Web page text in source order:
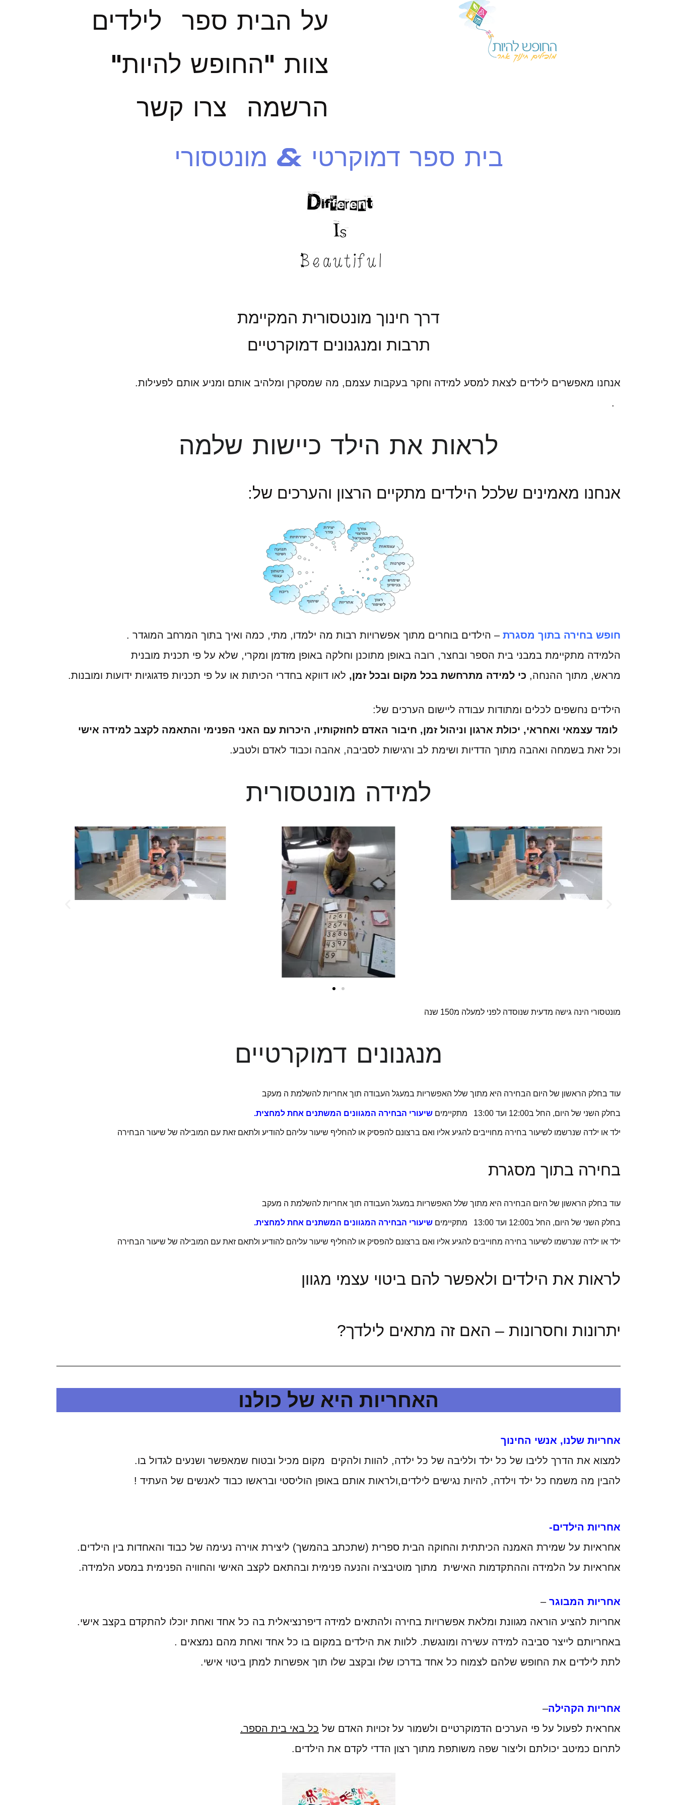
על הבית ספר
לילדים
צוות "החופש להיות"
הרשמה
צרו קשר
בית ספר דמוקרטי & מונטסורי
דרך חינוך מונטסורית המקיימת
תרבות ומנגנונים דמוקרטיים
אנחנו מאפשרים לילדים לצאת למסע למידה וחקר בעקבות עצמם, מה שמסקרן ומלהיב אותם ומניע אותם לפעילות.
.
לראות את הילד כיישות שלמה
אנחנו מאמינים שלכל הילדים מתקיים הרצון והערכים של:
חופש בחירה בתוך מסגרת– הילדים בוחרים מתוך אפשרויות רבות מה ילמדו, מתי, כמה ואיך בתוך המרחב המוגדר .
הלמידה מתקיימת במבני בית הספר ובחצר, רובה באופן מתוכנן וחלקה באופן מזדמן ומקרי, שלא על פי תכנית מובנית
מראש, מתוך ההנחה, כי למידה מתרחשת בכל מקום ובכל זמן, לאו דווקא בחדרי הכיתות או על פי תכניות פדגוגיות ידועות ומובנות.
הילדים נחשפים לכלים ומתודות עבודה ליישום הערכים של:
לומד עצמאי ואחראי, יכולת ארגון וניהול זמן, חיבור האדם לחוזקותיו, היכרות עם האני הפנימי והתאמה לקצב למידה אישי
וכל זאת בשמחה ואהבה מתוך הדדיות ושימת לב ורגישות לסביבה, אהבה וכבוד לאדם ולטבע.
למידה מונטסורית
מונטסורי הינה גישה מדעית שנוסדה לפני למעלה מ150 שנה
מנגנונים דמוקרטיים
עוד בחלק הראשון של היום הבחירה היא מתוך שלל האפשריות במעגל העבודה תוך אחריות להשלמת ה מעקב
בחלק השני של היום, החל ב12:00 ועד 13:00 מתקיימים שיעורי הבחירה המגוונים המשתנים אחת למחצית.
ילד או ילדה שנרשמו לשיעור בחירה מחוייבים להגיע אליו ואם ברצונם להפסיק או להחליף שיעור עליהם להודיע ולתאם זאת עם המובילה של שיעור הבחירה
בחירה בתוך מסגרת
עוד בחלק הראשון של היום הבחירה היא מתוך שלל האפשריות במעגל העבודה תוך אחריות להשלמת ה מעקב
בחלק השני של היום, החל ב12:00 ועד 13:00 מתקיימים שיעורי הבחירה המגוונים המשתנים אחת למחצית.
ילד או ילדה שנרשמו לשיעור בחירה מחוייבים להגיע אליו ואם ברצונם להפסיק או להחליף שיעור עליהם להודיע ולתאם זאת עם המובילה של שיעור הבחירה
לראות את הילדים ולאפשר להם ביטוי עצמי מגוון
יתרונות וחסרונות – האם זה מתאים לילדך?
האחריות היא של כולנו
אחריות שלנו, אנשי החינוך
למצוא את הדרך לליבו של כל ילד ולליבה של כל ילדה, להוות ולהקים מקום מכיל ובטוח שמאפשר ושנעים לגדול בו.
להבין מה משמח כל ילד וילדה, להיות נגישים לילדים,ולראות אותם באופן הוליסטי ובראשו כבוד לאנשים של העתיד !
אחריות הילדים-
אחראיות על שמירת האמנה הכיתתית והחוקה הבית ספרית (שתכתב בהמשך) ליצירת אוירה נעימה של כבוד והאחדות בין הילדים.
אחראיות על הלמידה וההתקדמות האישית מתוך מוטיבציה והנעה פנימית ובהתאם לקצב האישי והחוויה הפנימית במסע הלמידה.
אחריות המבוגר –
אחריות להציע הוראה מגוונת ומלאת אפשרויות בחירה ולהתאים למידה דיפרנציאלית בה כל אחד ואחת יוכלו להתקדם בקצב אישי.
באחריותם לייצר סביבה למידה עשירה ומונגשת. ללוות את הילדים במקום בו כל אחד ואחת מהם נמצאים .
לתת לילדים את החופש שלהם לצמוח כל אחד בדרכו שלו ובקצב שלו תוך אפשרות למתן ביטוי אישי.
אחריות הקהילה–
אחראית לפעול על פי הערכים הדמוקרטיים ולשמור על זכויות האדם של כל באי בית הספר.
לתרום כמיטב יכולתם וליצור שפה משותפת מתוך רצון הדדי לקדם את הילדים.